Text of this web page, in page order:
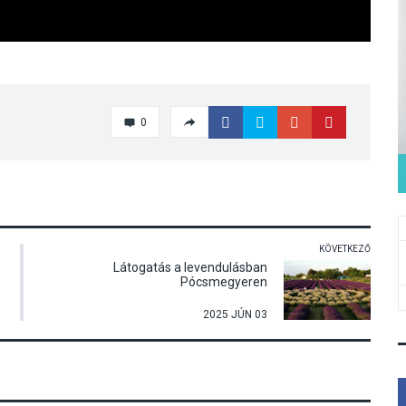
0
KÖVETKEZŐ
Látogatás a levendulásban
Pócsmegyeren
2025 JÚN 03